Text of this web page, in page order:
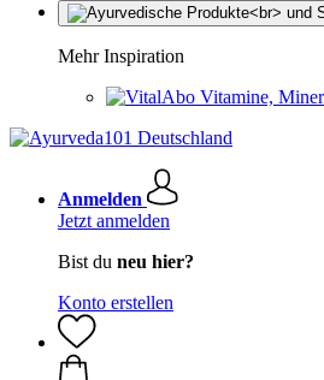
Mehr Inspiration
Vitamine,
Anmelden
Jetzt anmelden
Bist du neu hier?
Konto erstellen